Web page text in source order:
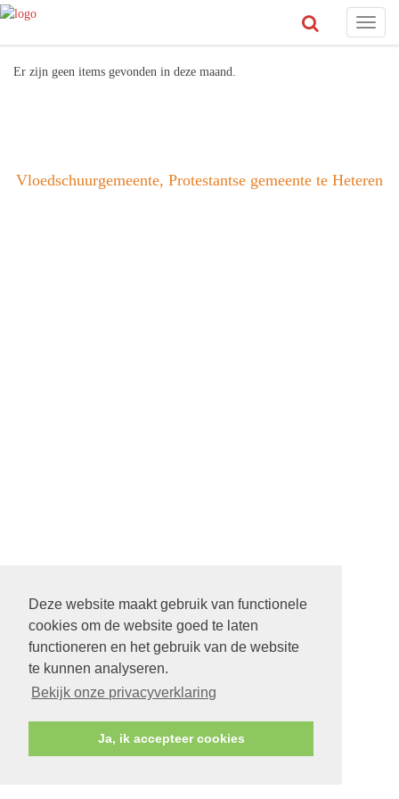
Deze website maakt gebruik van functionele
cookies om de website goed te laten
functioneren en het gebruik van de website
te kunnen analyseren.
Bekijk onze privacyverklaring
Ja, ik accepteer cookies
Toggle
Er zijn geen items gevonden in deze maand.
Vloedschuurgemeente, Protestantse gemeente te Heteren